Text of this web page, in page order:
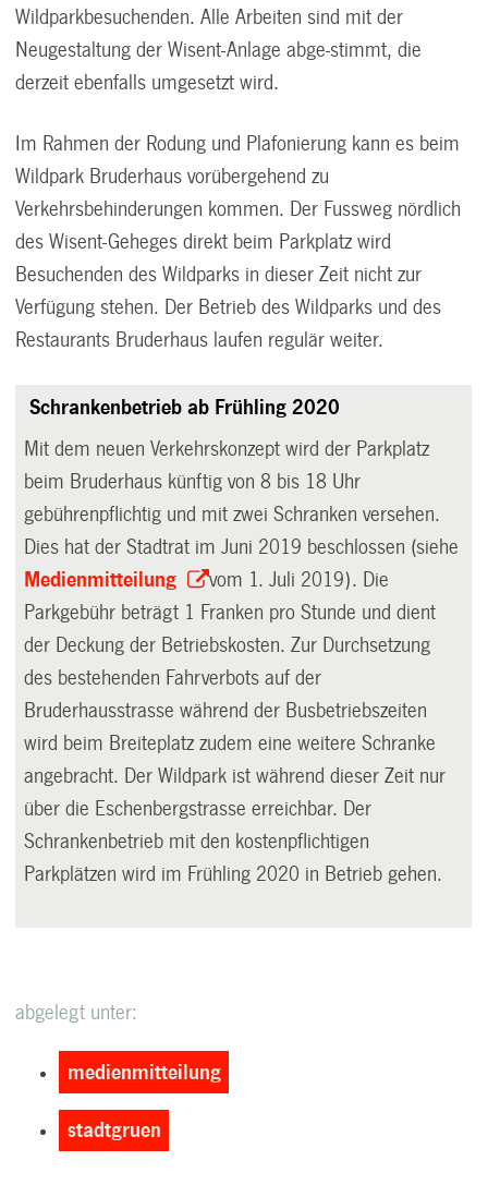
Wildparkbesuchenden. Alle Arbeiten sind mit der
Neugestaltung der Wisent-Anlage abge-stimmt, die
derzeit ebenfalls umgesetzt wird.
Im Rahmen der Rodung und Plafonierung kann es beim
Wildpark Bruderhaus vorübergehend zu
Verkehrsbehinderungen kommen. Der Fussweg nördlich
des Wisent-Geheges direkt beim Parkplatz wird
Besuchenden des Wildparks in dieser Zeit nicht zur
Verfügung stehen. Der Betrieb des Wildparks und des
Restaurants Bruderhaus laufen regulär weiter.
Schrankenbetrieb ab Frühling 2020
Mit dem neuen Verkehrskonzept wird der Parkplatz
beim Bruderhaus künftig von 8 bis 18 Uhr
gebührenpflichtig und mit zwei Schranken versehen.
Dies hat der Stadtrat im Juni 2019 beschlossen (siehe
Medienmitteilung
vom 1. Juli 2019). Die
Parkgebühr beträgt 1 Franken pro Stunde und dient
der Deckung der Betriebskosten. Zur Durchsetzung
des bestehenden Fahrverbots auf der
Bruderhausstrasse während der Busbetriebszeiten
wird beim Breiteplatz zudem eine weitere Schranke
angebracht. Der Wildpark ist während dieser Zeit nur
über die Eschenbergstrasse erreichbar. Der
Schrankenbetrieb mit den kostenpflichtigen
Parkplätzen wird im Frühling 2020 in Betrieb gehen.
abgelegt unter:
medienmitteilung
stadtgruen